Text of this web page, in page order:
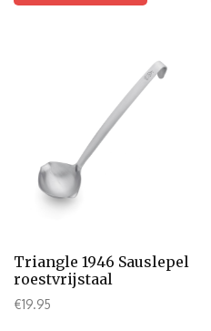
Triangle 1946 Sauslepel
roestvrijstaal
€19.95